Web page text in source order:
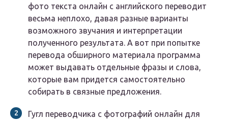
фото текста онлайн с английского переводит
весьма неплохо, давая разные варианты
возможного звучания и интерпретации
полученного результата. А вот при попытке
перевода обширного материала программа
может выдавать отдельные фразы и слова,
которые вам придется самостоятельно
собирать в связные предложения.
Гугл переводчика с фотографий онлайн для